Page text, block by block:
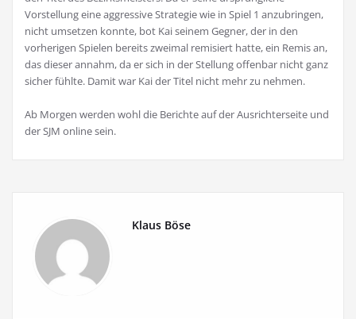
Vorstellung eine aggressive Strategie wie in Spiel 1 anzubringen,
nicht umsetzen konnte, bot Kai seinem Gegner, der in den
vorherigen Spielen bereits zweimal remisiert hatte, ein Remis an,
das dieser annahm, da er sich in der Stellung offenbar nicht ganz
sicher fühlte. Damit war Kai der Titel nicht mehr zu nehmen.
Ab Morgen werden wohl die Berichte auf der Ausrichterseite und
der SJM online sein.
Klaus Böse